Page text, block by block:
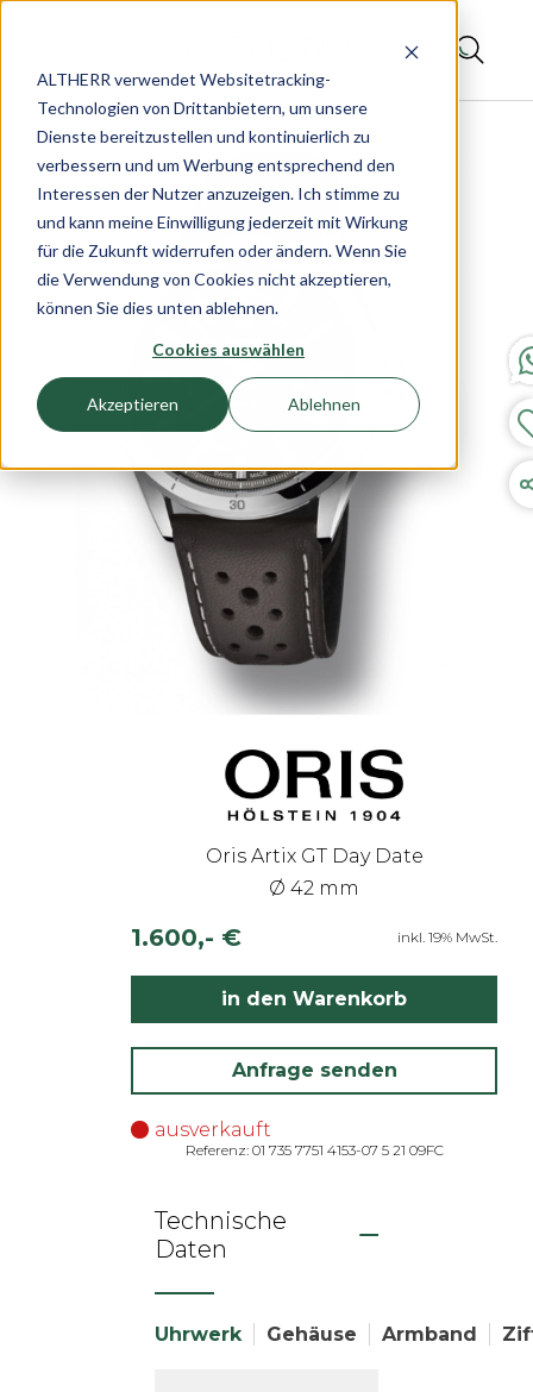
ALTHERR verwendet Websitetracking-
Technologien von Drittanbietern, um unsere
Dienste bereitzustellen und kontinuierlich zu
verbessern und um Werbung entsprechend den
Interessen der Nutzer anzuzeigen. Ich stimme zu
und kann meine Einwilligung jederzeit mit Wirkung
für die Zukunft widerrufen oder ändern. Wenn Sie
die Verwendung von Cookies nicht akzeptieren,
können Sie dies unten ablehnen.
Cookies auswählen
Akzeptieren Ablehnen
Oris Artix GT Day Date
Ø 42 mm
1.600,- € inkl. 19% MwSt.
in den Warenkorb
Anfrage senden
ausverkauft
Referenz: 01 735 7751 4153-07 5 21 09FC
Technische
Daten
Uhrwerk Gehäuse Armband